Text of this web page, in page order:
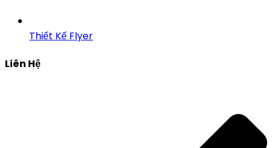
Thiết Kế Flyer
Liên Hệ